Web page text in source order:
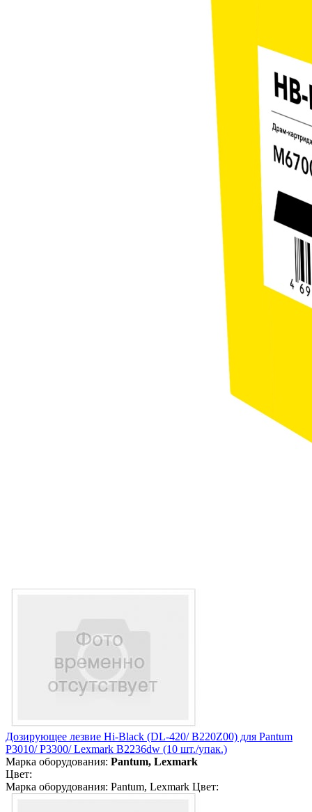
Дозирующее лезвие Hi-Black (DL-420/ B220Z00) для Pantum
P3010/ P3300/ Lexmark B2236dw (10 шт./упак.)
Марка оборудования: Pantum, Lexmark
Цвет:
Марка оборудования: Pantum, Lexmark Цвет: